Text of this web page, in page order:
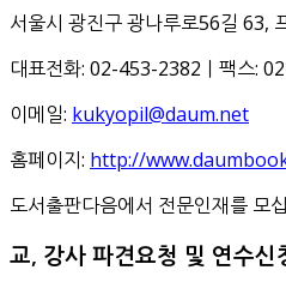
서울시 광진구 광나루로56길 63,
대표전화: 02-453-2382ㅣ팩스:
이메일: kukyopil@daum.net
홈페이지: http://
도서출판다음에서 전문인재를 모
교, 강사 파견요청 및 연수